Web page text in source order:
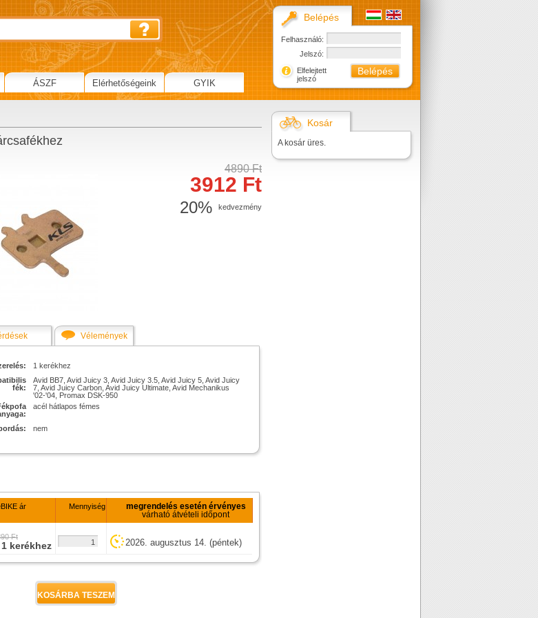
4890 Ft
3912 Ft
20% kedvezmény
Vélemények
1 kerékhez
fék:
Avid BB7, Avid Juicy 3, Avid Juicy 3.5, Avid Juicy 5, Avid Juicy
7, Avid Juicy Carbon, Avid Juicy Ultimate, Avid Mechanikus
'02-'04, Promax DSK-950
acél hátlapos fémes
nem
ár Mennyiség
megrendelés esetén érvényes
várható átvételi időpont
Ft
kerékhez 2026. augusztus 14. (péntek)
Kosár
A kosár üres.
Belépés
Felhasználó:
Jelszó:
Elfelejtett
jelszó
ÁSZF Elérhetőségeink GYIK